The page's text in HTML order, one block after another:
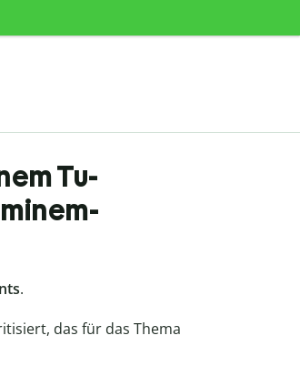
Tu-
.
das für das Thema